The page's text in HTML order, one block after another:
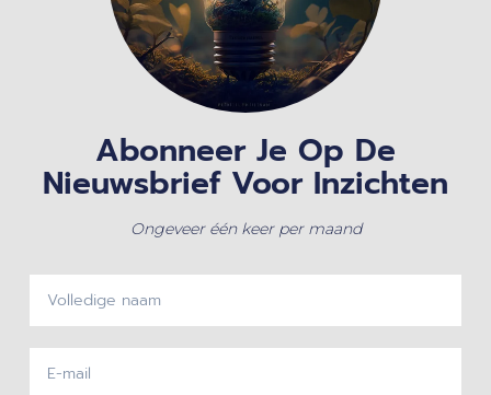
Abonneer Je Op De
Nieuwsbrief Voor Inzichten
Ongeveer één keer per maand